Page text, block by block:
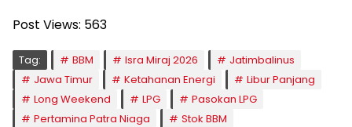
Post Views: 563
Tag: BBM Isra Miraj 2026
Jatimbalinus
Jawa Timur
Ketahanan Energi
Libur Panjang
Long Weekend
LPG
Pasokan LPG
Pertamina Patra Niaga
Stok BBM